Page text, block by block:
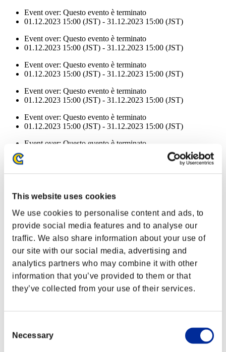
This website uses cookies
We use cookies to personalise content and ads, to
provide social media features and to analyse our
traffic. We also share information about your use of
our site with our social media, advertising and
analytics partners who may combine it with other
information that you’ve provided to them or that
they’ve collected from your use of their services.
Selection
Necessary
Event over: Questo evento è terminato
01.12.2023 15:00 (JST) - 31.12.2023 15:00 (JST)
Event over: Questo evento è terminato
01.12.2023 15:00 (JST) - 31.12.2023 15:00 (JST)
Event over: Questo evento è terminato
01.12.2023 15:00 (JST) - 31.12.2023 15:00 (JST)
Event over: Questo evento è terminato
01.12.2023 15:00 (JST) - 31.12.2023 15:00 (JST)
Event over: Questo evento è terminato
01.12.2023 15:00 (JST) - 31.12.2023 15:00 (JST)
Event over: Questo evento è terminato
01.12.2023 15:00 (JST) - 31.12.2023 15:00 (JST)
Salute rimanente:
Pulverizer100%
Devastator 100%
Salute rimanente:
Pulverizer100%
Pulverizer